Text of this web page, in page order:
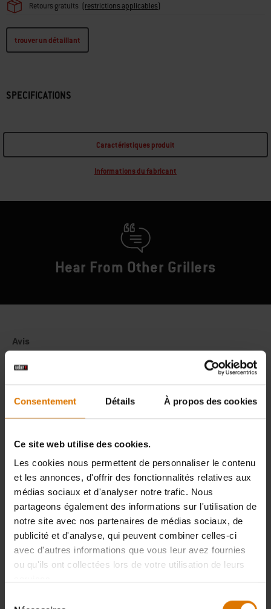
Consentement Détails À propos des cookies
Ce site web utilise des cookies.
Les cookies nous permettent de personnaliser le contenu
et les annonces, d'offrir des fonctionnalités relatives aux
médias sociaux et d'analyser notre trafic. Nous
partageons également des informations sur l'utilisation de
notre site avec nos partenaires de médias sociaux, de
publicité et d'analyse, qui peuvent combiner celles-ci
avec d'autres informations que vous leur avez fournies
ou qu'ils ont collectées lors de votre utilisation de leurs
Retours gratuits (restrictions applicables)
trouver un détaillant
SPECIFICATIONS
Caractéristiques produit
Informations du fabricant
Hear From Other Grillers